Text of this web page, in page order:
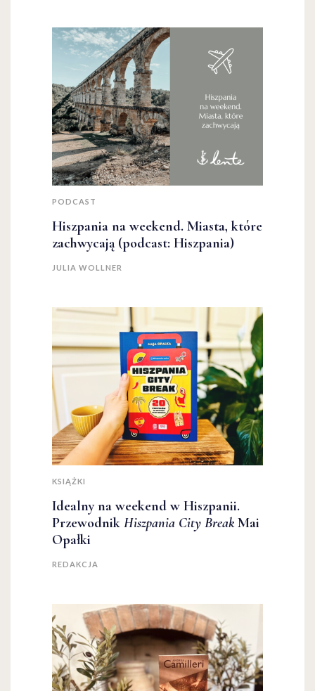
PODCAST
Hiszpania na weekend. Miasta, które
zachwycają (podcast: Hiszpania)
JULIA WOLLNER
KSIĄŻKI
Idealny na weekend w Hiszpanii.
Przewodnik Hiszpania City BreakMai
Opałki
REDAKCJA